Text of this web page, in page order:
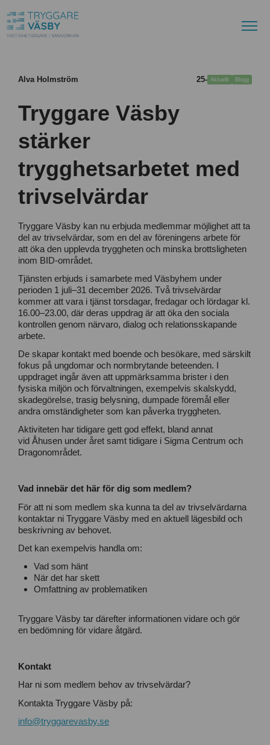
25-06-26
Tryggare Väsby
stärker
trygghetsarbetet med
trivselvärdar
Alva Holmström Aktuellt Blogg
Tryggare Väsby kan nu erbjuda medlemmar möjlighet att ta
del av trivselvärdar, som en del av föreningens arbete för
att öka den upplevda tryggheten och minska brottsligheten
inom BID-området.
Tjänsten erbjuds i samarbete med Väsbyhem under
perioden 1 juli–31 december 2026. Två trivselvärdar
kommer att vara i tjänst torsdagar, fredagar och lördagar kl.
16.00–23.00, där deras uppdrag är att öka den sociala
kontrollen genom närvaro, dialog och relationsskapande
arbete.
De skapar kontakt med boende och besökare, med särskilt
fokus på ungdomar och normbrytande beteenden. I
uppdraget ingår även att uppmärksamma brister i den
fysiska miljön och förvaltningen, exempelvis skalskydd,
skadegörelse, trasig belysning, dumpade föremål eller
andra omständigheter som kan påverka tryggheten.
Aktiviteten har tidigare gett god effekt, bland annat
vid Åhusen under året samt tidigare i Sigma Centrum och
Dragonområdet.
Vad innebär det här för dig som medlem?
För att ni som medlem ska kunna ta del av trivselvärdarna
kontaktar ni Tryggare Väsby med en aktuell lägesbild och
beskrivning av behovet.
Det kan exempelvis handla om:
Vad som hänt
När det har skett
Omfattning av problematiken
Tryggare Väsby tar därefter informationen vidare och gör
en bedömning för vidare åtgärd.
Kontakt
Har ni som medlem behov av trivselvärdar?
Kontakta Tryggare Väsby på:
info@tryggarevasby.se